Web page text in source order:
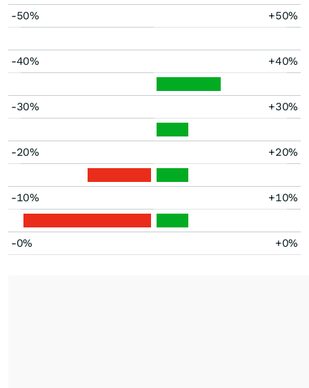
-50% +50%
-40% +40%
-30% +30%
-20% +20%
-10% +10%
-0% +0%